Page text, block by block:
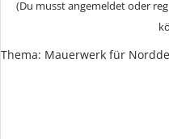
(Du musst angemeldet oder
Thema: Mauerwerk für